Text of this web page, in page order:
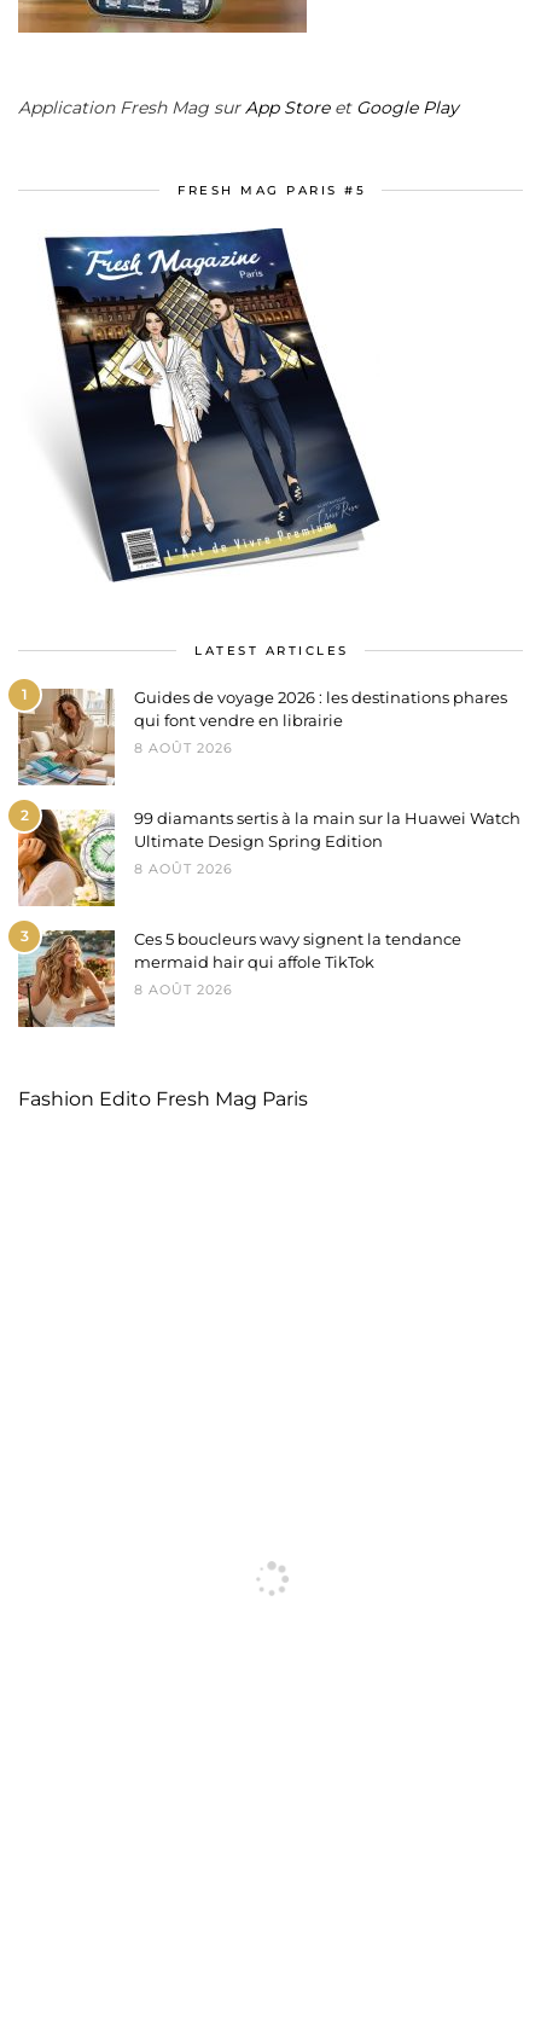
Application Fresh Mag surApp Storeet Google Play
FRESH MAG PARIS #5
LATEST ARTICLES
1
Guides de voyage 2026 : les destinations phares
qui font vendre en librairie
8 AOÛT 2026
2
99 diamants sertis à la main sur la Huawei Watch
Ultimate Design Spring Edition
8 AOÛT 2026
3
Ces 5 boucleurs wavy signent la tendance
mermaid hair qui affole TikTok
8 AOÛT 2026
Fashion Edito Fresh Mag Paris